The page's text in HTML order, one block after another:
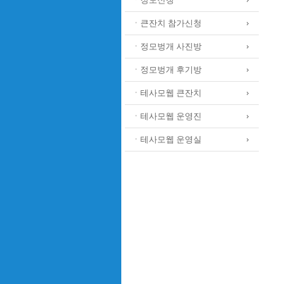
ㆍ큰잔치 참가신청
ㆍ정모벙개 사진방
ㆍ정모벙개 후기방
ㆍ테사모웹 큰잔치
ㆍ테사모웹 운영진
ㆍ테사모웹 운영실